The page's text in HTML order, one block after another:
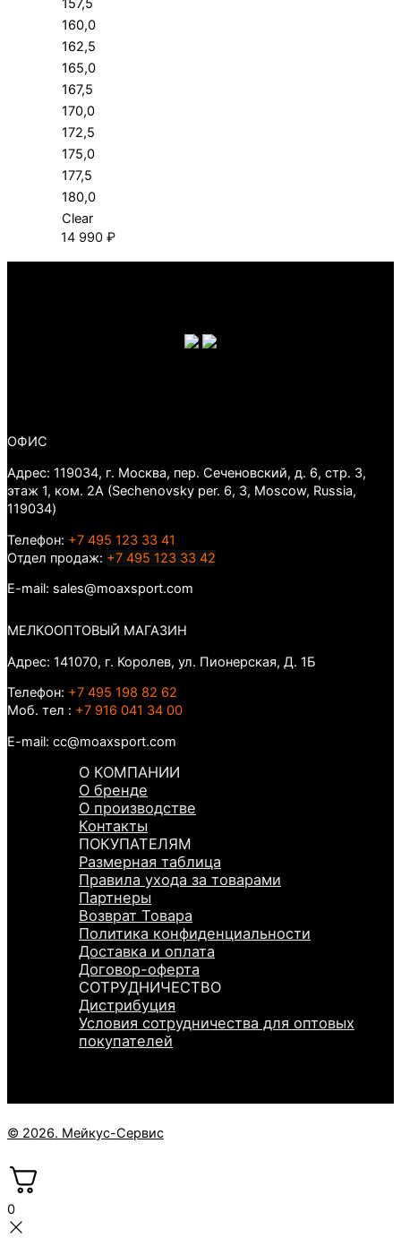
157,5
160,0
162,5
165,0
167,5
170,0
172,5
175,0
177,5
180,0
Clear
14 990 ₽
ОФИС
Адрес: 119034, г. Москва, пер. Сеченовский, д. 6, стр. 3,
этаж 1, ком. 2А (Sechenovsky per. 6, 3, Moscow, Russia,
119034)
Телефон: +7 495 123 33 41
Отдел продаж: +7 495 123 33 42
E-mail: sales@moaxsport.com
МЕЛКООПТОВЫЙ МАГАЗИН
Адрес: 141070, г. Королев, ул. Пионерская, Д. 1Б
Телефон: +7 495 198 82 62
Моб. тел : +7 916 041 34 00
E-mail: cc@moaxsport.com
О КОМПАНИИ
О бренде
О производстве
Контакты
ПОКУПАТЕЛЯМ
Размерная таблица
Правила ухода за товарами
Партнеры
Возврат Товара
Политика конфиденциальности
Доставка и оплата
Договор-оферта
СОТРУДНИЧЕСТВО
Дистрибуция
Условия сотрудничества для оптовых
покупателей
© 2026. Мейкус-Сервис
0